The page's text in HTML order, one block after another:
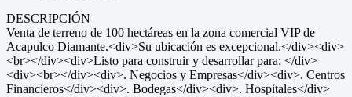
DESCRIPCIÓN
Venta de terreno de 100 hectáreas en la zona comercial VIP de
Acapulco Diamante.<div>Su ubicación es excepcional.</div><div>
<br></div><div>Listo para construir y desarrollar para: </div>
<div><br></div><div>. Negocios y Empresas</div><div>. Centros
Financieros</div><div>. Bodegas</div><div>. Hospitales</div>